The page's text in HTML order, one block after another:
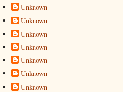
Unknown
Unknown
Unknown
Unknown
Unknown
Unknown
Unknown